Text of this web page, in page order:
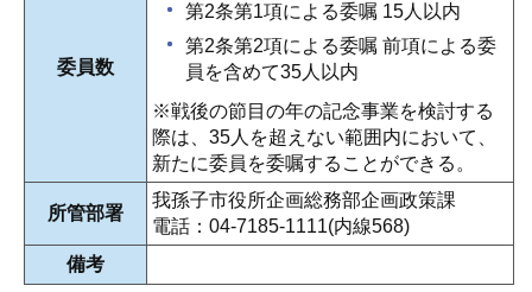
委員数
第2条第1項による委嘱 15人以内
第2条第2項による委嘱 前項による委
員を含めて35人以内
※戦後の節目の年の記念事業を検討する
際は、35人を超えない範囲内において、
新たに委員を委嘱することができる。
所管部署
我孫子市役所企画総務部企画政策課
電話：04-7185-1111(内線568)
備考